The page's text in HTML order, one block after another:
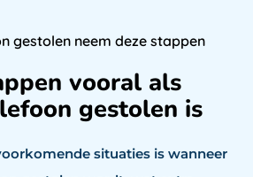
gestolen neem deze stappen
vooral als
gestolen is
situaties is wanneer